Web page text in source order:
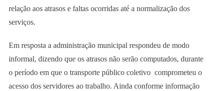
relação aos atrasos e faltas ocorridas até a normalização dos
serviços.
Em resposta a administração municipal respondeu de modo
informal, dizendo que os atrasos não serão computados, durante
o período em que o transporte público coletivo comprometeu o
acesso dos servidores ao trabalho. Ainda conforme informação